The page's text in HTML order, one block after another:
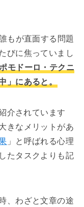
もが直面する問題
びに焦っていまし
モドーロ・テクニ
」にあると。
介されています
きなメリットがあ
」と呼ばれる心理
たタスクよりも記
、わざと文章の途